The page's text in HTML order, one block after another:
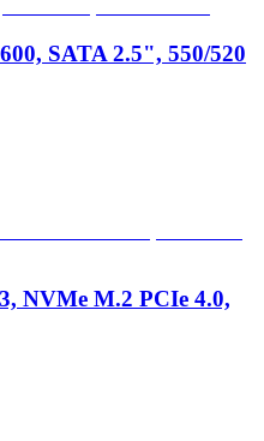
SATA 2.5", 550/520
NVMe M.2 PCIe 4.0,